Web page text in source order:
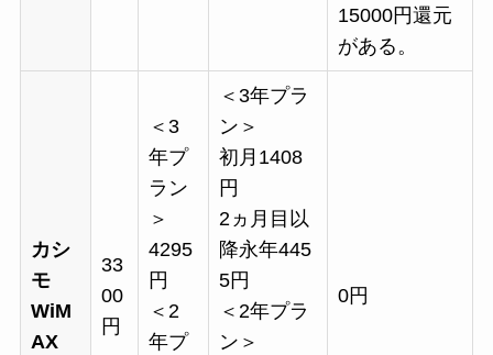
15000円還元
がある。
カシ
モ
WiM
AX
33
00
円
＜3
年プ
ラン
＞
4295
円
＜2
年プ
＜3年プラ
ン＞
初月1408
円
2ヵ月目以
降永年445
5円
＜2年プラ
ン＞
0円